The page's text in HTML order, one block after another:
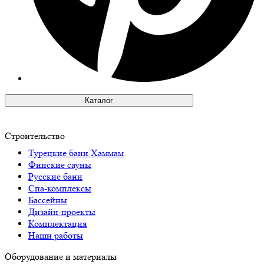
Каталог
Строительство
Турецкие бани Хаммам
Финские сауны
Русские бани
Спа-комплексы
Бассейны
Дизайн-проекты
Комплектация
Наши работы
Оборудование и материалы